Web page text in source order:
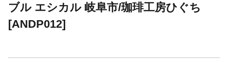
ブル エシカル 岐阜市/珈琲工房ひぐち
[ANDP012]